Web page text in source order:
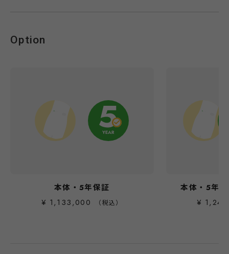
Option
本体・5年保証
¥ 1,133,000
（税込）
本体・5年
¥